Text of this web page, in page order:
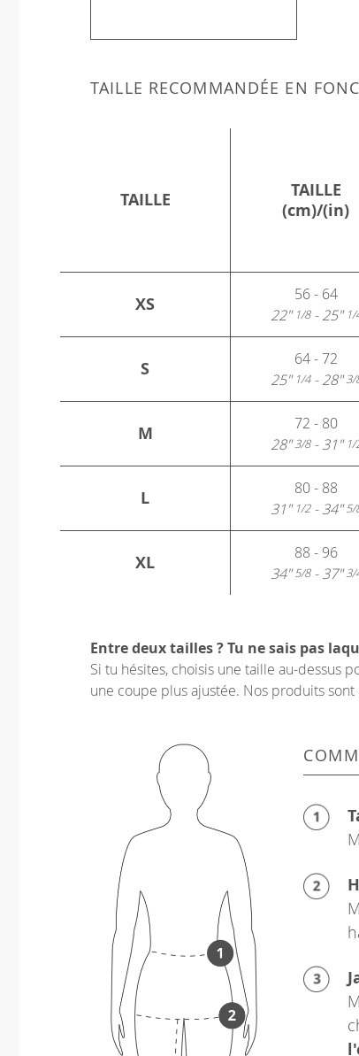
TAILLE RECOMMANDÉE EN
TAILLE
TAILLE
(cm)/(in)
XS
56 - 64
22"1/8- 25"1/
S
64 - 72
25"1/4- 28"3/
M
72 - 80
28"3/8- 31"1/
L
80 - 88
31"1/2- 34"5/
XL
88 - 96
34"5/8- 37"3/
Entre deux tailles ? Tu ne sais pas
Si tu hésites, choisis une taille au-dessus
une coupe plus ajustée. Nos produits